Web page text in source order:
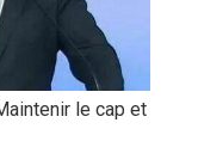
le cap et